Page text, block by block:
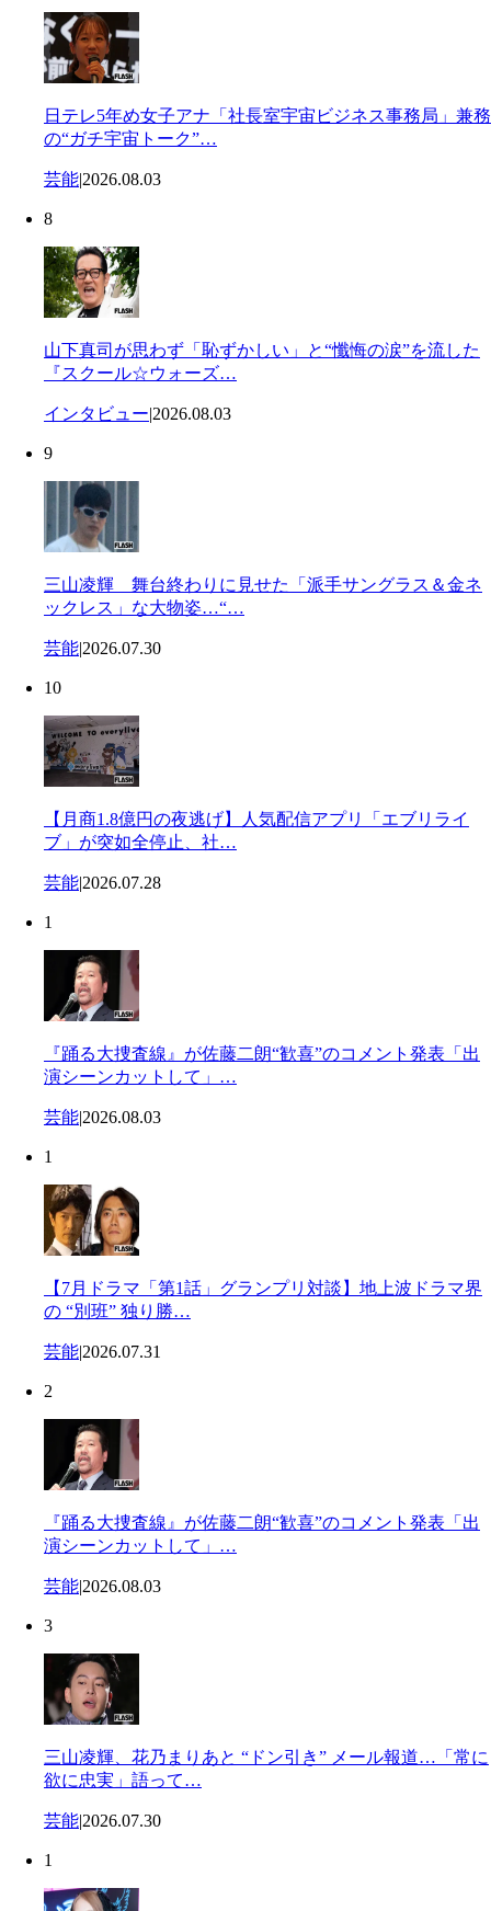
日テレ5年め女子アナ「社長室宇宙ビジネス事務局」兼務
の“ガチ宇宙トーク”…
芸能|2026.08.03
8
山下真司が思わず「恥ずかしい」と“懺悔の涙”を流した
『スクール☆ウォーズ…
インタビュー|2026.08.03
9
三山凌輝 舞台終わりに見せた「派手サングラス＆金ネ
ックレス」な大物姿…“…
芸能|2026.07.30
10
【月商1.8億円の夜逃げ】人気配信アプリ「エブリライ
ブ」が突如全停止、社…
芸能|2026.07.28
1
『踊る大捜査線』が佐藤二朗“歓喜”のコメント発表「出
演シーンカットして」…
芸能|2026.08.03
1
【7月ドラマ「第1話」グランプリ対談】地上波ドラマ界
の “別班” 独り勝…
芸能|2026.07.31
2
『踊る大捜査線』が佐藤二朗“歓喜”のコメント発表「出
演シーンカットして」…
芸能|2026.08.03
3
三山凌輝、花乃まりあと “ドン引き” メール報道…「常に
欲に忠実」語って…
芸能|2026.07.30
1